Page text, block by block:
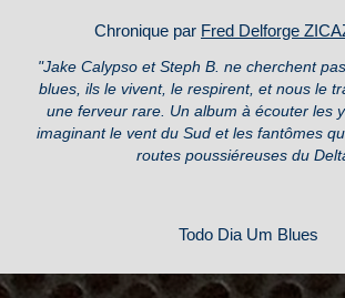
Chronique par Fred Delforge
"Jake Calypso et Steph B. ne cherchent
blues, ils le vivent, le respirent, et nous le
une ferveur rare. Un album à écouter les
imaginant le vent du Sud et les fantômes
routes poussiéreuses du
Todo Dia Um Blues